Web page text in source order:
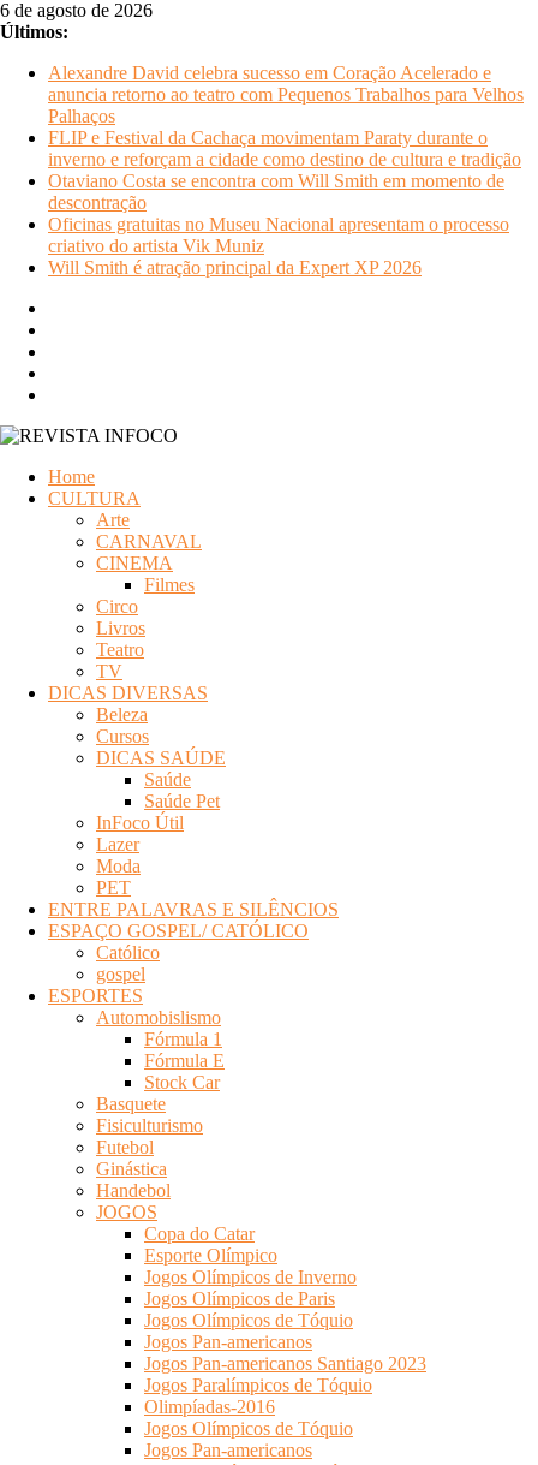
Pular
para
conteúdo
6 de agosto de 2026
Últimos:
Alexandre David celebra sucesso em Coração Acelerado e
anuncia retorno ao teatro com Pequenos Trabalhos para Velhos
Palhaços
FLIP e Festival da Cachaça movimentam Paraty durante o
inverno e reforçam a cidade como destino de cultura e tradição
Otaviano Costa se encontra com Will Smith em momento de
descontração
Oficinas gratuitas no Museu Nacional apresentam o processo
criativo do artista Vik Muniz
Will Smith é atração principal da Expert XP 2026
INFOCO
Home
CULTURA
Arte
CARNAVAL
CINEMA
Filmes
Circo
Livros
Teatro
TV
DICAS DIVERSAS
Beleza
Cursos
DICAS SAÚDE
Saúde
Saúde Pet
InFoco Útil
Lazer
Moda
PET
ENTRE PALAVRAS E SILÊNCIOS
ESPAÇO GOSPEL/ CATÓLICO
Católico
gospel
ESPORTES
Automobislismo
Fórmula 1
Fórmula E
Stock Car
Basquete
Fisiculturismo
Futebol
Ginástica
Handebol
JOGOS
Copa do Catar
Esporte Olímpico
Jogos Olímpicos de Inverno
Jogos Olímpicos de Paris
Jogos Olímpicos de Tóquio
Jogos Pan-americanos
Jogos Pan-americanos Santiago 2023
Jogos Paralímpicos de Tóquio
Olimpíadas-2016
Jogos Olímpicos de Tóquio
Jogos Pan-americanos